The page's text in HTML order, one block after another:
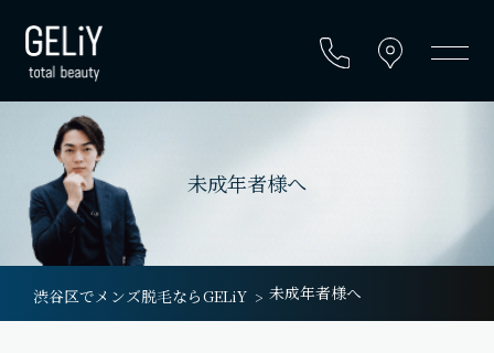
未成年者様へ
渋谷区でメンズ脱毛ならGELiY 未成年者様へ